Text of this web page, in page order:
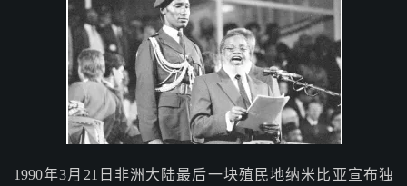
1990年3月21日非洲大陆最后一块殖民地纳米比亚宣布独